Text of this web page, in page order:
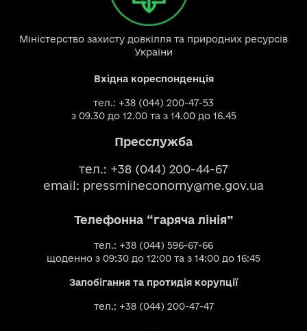
Міністерство захисту довкілля та природних ресурсів
України
Вхідна кореспонденція
тел.: +38 (044) 200-47-53
з 09.30 до 12.00 та з 14.00 до 16.45
Пресслужба
тел.: +38 (044) 200-44-67
email: pressmineconomy@me.gov.ua
Телефонна “гаряча лінія”
тел.: +38 (044) 596-67-66
щоденно з 09:30 до 12:00 та з 14:00 до 16:45
Запобігання та протидія корупції
тел.: +38 (044) 200-47-47